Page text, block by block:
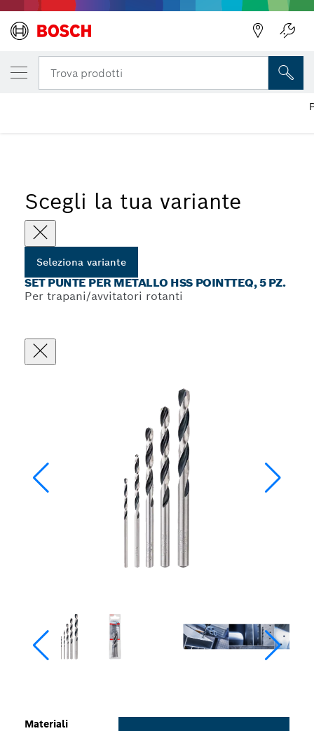
Trova prodotti
Scegli la tua variante
Seleziona variante
SET PUNTE PER METALLO HSS POINTTEQ, 5 PZ.
Per trapani/avvitatori rotanti
Materiali
LA TUA VARIANTE SELEZIONATA
Set punte per metallo HSS PointTeQ, 5 pz.